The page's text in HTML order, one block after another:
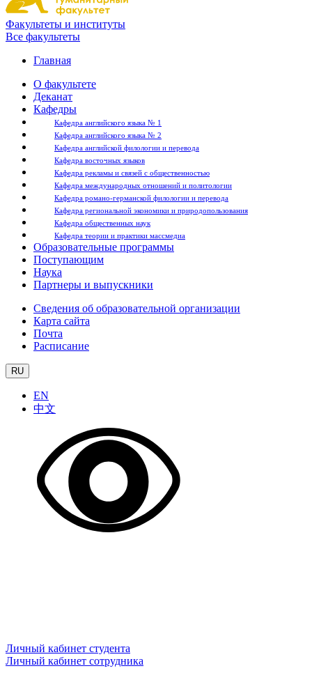
Факультеты и институты
Все факультеты
Главная
О факультете
Деканат
Кафедры
Кафедра английского языка № 1
Кафедра английского языка № 2
Кафедра английской филологии и перевода
Кафедра восточных языков
Кафедра рекламы и связей с общественностью
Кафедра международных отношений и политологии
Кафедра романо-германской филологии и перевода
Кафедра региональной экономики и природопользования
Кафедра общественных наук
Кафедра теории и практики массмедиа
Образовательные программы
Поступающим
Наука
Партнеры и выпускники
Сведения об образовательной организации
Карта сайта
Почта
Расписание
RU
EN
中文
Личный кабинет студента
Личный кабинет сотрудника